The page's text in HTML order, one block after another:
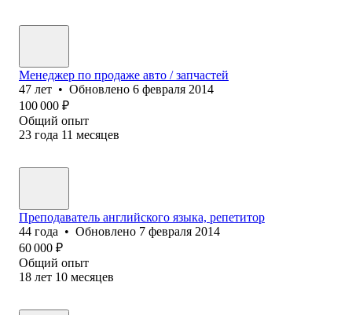
Менеджер по продаже авто / запчастей
47 лет • Обновлено 6 февраля 2014
100 000 ₽
Общий опыт
23 года 11 месяцев
Преподаватель английского языка, репетитор
44 года • Обновлено 7 февраля 2014
60 000 ₽
Общий опыт
18 лет 10 месяцев